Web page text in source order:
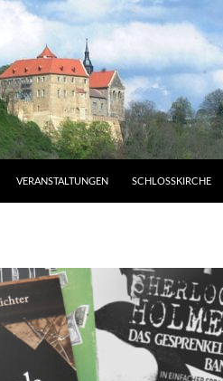
VERANSTALTUNGEN SCHLOSSKIRCHE